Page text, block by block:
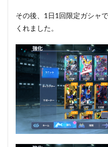
その後、1日1回限定ガシャ
くれました。